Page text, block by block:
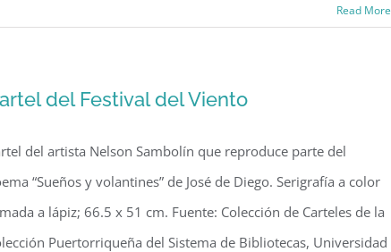
Read More
del Festival del Viento
del artista Nelson Sambolín que reproduce parte del
“Sueños y volantines” de José de Diego. Serigrafía a color
a lápiz; 66.5 x 51 cm. Fuente: Colección de Carteles de la
Puertorriqueña del Sistema de Bibliotecas, Universidad